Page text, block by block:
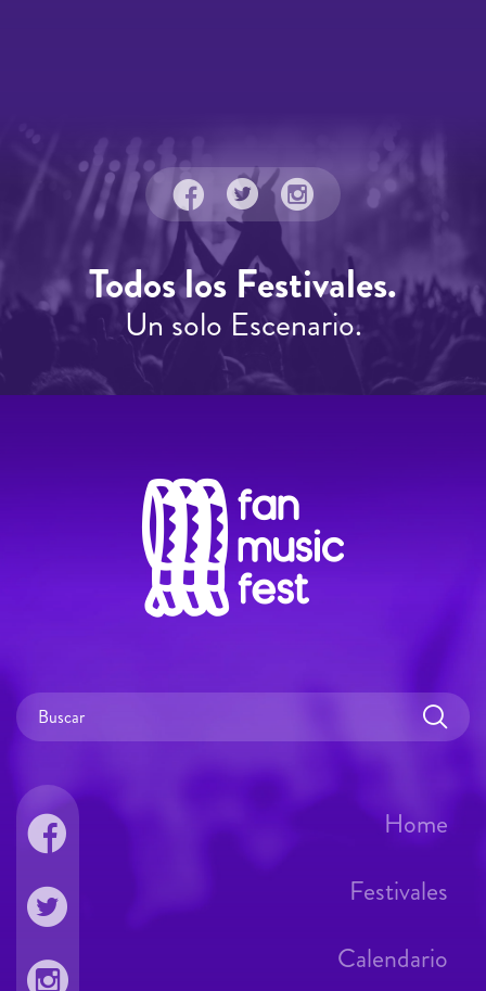
Todos los Festivales.
Un solo Escenario.
Home
Festivales
Calendario